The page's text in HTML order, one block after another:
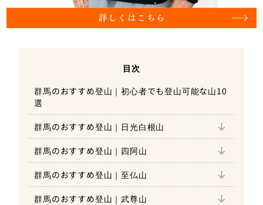
目次
群馬のおすすめ登山｜初心者でも登山可能な山10
選
群馬のおすすめ登山｜日光白根山
群馬のおすすめ登山｜日光白根山の魅力
群馬のおすすめ登山｜日光白根山の難易度
群馬のおすすめ登山｜四阿山
群馬のおすすめ登山｜四阿山の魅力
群馬のおすすめ登山｜四阿山の難易度
群馬のおすすめ登山｜至仏山
群馬のおすすめ登山｜至仏山の魅力
群馬のおすすめ登山｜至仏山の難易度
群馬のおすすめ登山｜武尊山
群馬のおすすめ登山｜武尊山の魅力